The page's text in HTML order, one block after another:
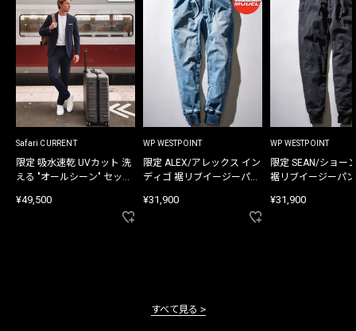
Safari CURRENT
限定 吸水速乾 UVカット 洗
える "オールシーン" セット
¥49,500
WP WESTPOINT
限定 ALEX/アレックス イン
ディゴ 裾リブイージーパン
¥31,900
WP WESTPOINT
限定 SEAN/ショー
裾リブイージーパ
¥31,900
すべて見る